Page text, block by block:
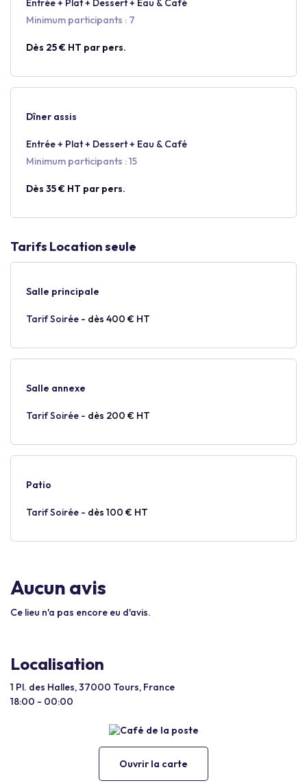
Entrée + Plat + Dessert + Eau & Café
Minimum participants : 7
Dès 25 € HT par pers.
Dîner assis
Entrée + Plat + Dessert + Eau & Café
Minimum participants : 15
Dès 35 € HT par pers.
Tarifs Location seule
Salle principale
Tarif Soirée - dès 400 € HT
Salle annexe
Tarif Soirée - dès 200 € HT
Patio
Tarif Soirée - dès 100 € HT
Aucun avis
Ce lieu n'a pas encore eu d'avis.
Localisation
1 Pl. des Halles, 37000 Tours, France
18:00 - 00:00
Ouvrir la carte